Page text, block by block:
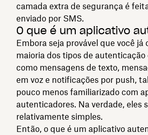
camada extra de segurança é
enviado por SMS.
O que é um aplicativo
Embora seja provável que você já
maioria dos tipos de autenticação
como mensagens de texto,
em voz e notificações por push,
pouco menos familiarizado com
autenticadores. Na verdade, eles
relativamente simples.
Então, o que é um aplicativo